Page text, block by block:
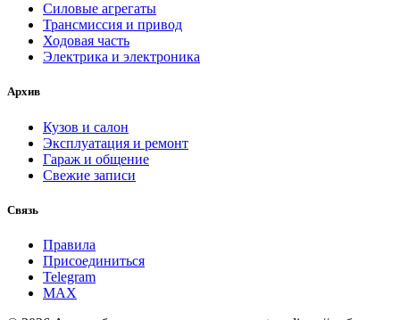
Силовые агрегаты
Трансмиссия и привод
Ходовая часть
Электрика и электроника
Архив
Кузов и салон
Эксплуатация и ремонт
Гараж и общение
Свежие записи
Связь
Правила
Присоединиться
Telegram
MAX